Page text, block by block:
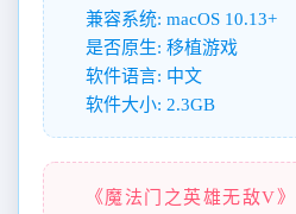
兼容系统: macOS 10.13+
是否原生: 移植游戏
软件语言: 中文
软件大小: 2.3GB
《魔法门之英雄无敌V